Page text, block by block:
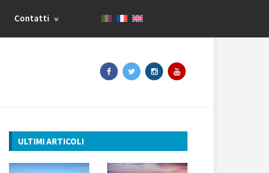
Contatti
ULTIMI ARTICOLI